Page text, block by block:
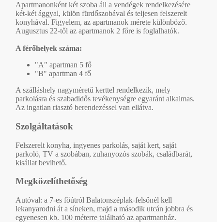
Apartmanonként két szoba áll a vendégek rendelkezésére
két-két ággyal, külön fürdőszobával és teljesen felszerelt
konyhával. Figyelem, az apartmanok mérete különböző.
Augusztus 22-től az apartmanok 2 főre is foglalhatók.
A férőhelyek száma:
"A" apartman 5 fő
"B" apartman 4 fő
A szálláshely nagyméretű kerttel rendelkezik, mely
parkolásra és szabadidős tevékenységre egyaránt alkalmas.
Az ingatlan riasztó berendezéssel van ellátva.
Szolgáltatások
Felszerelt konyha, ingyenes parkolás, saját kert, saját
parkoló, TV a szobában, zuhanyozós szobák, családbarát,
kisállat bevihető.
Megközelíthetőség
Autóval: a 7-es főútról Balatonszéplak-felsőnél kell
lekanyarodni át a síneken, majd a második utcán jobbra és
egyenesen kb. 100 méterre található az apartmanház.